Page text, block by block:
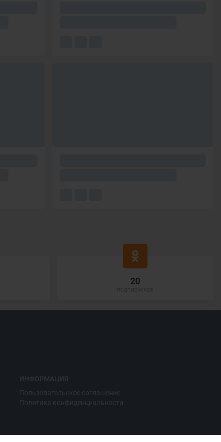
20
ИНФОРМАЦИЯ
Пользовательское соглашение
Политика конфиденциальности